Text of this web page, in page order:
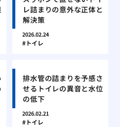
レ詰まりの意外な正体と
解決策
2026.02.24
トイレ
排水管の詰まりを予感さ
せるトイレの異音と水位
の低下
2026.02.21
トイレ